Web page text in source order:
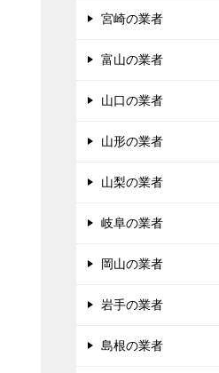
宮崎の業者
富山の業者
山口の業者
山形の業者
山梨の業者
岐阜の業者
岡山の業者
岩手の業者
島根の業者